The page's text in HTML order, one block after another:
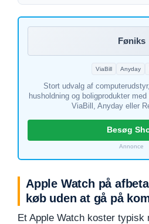
Føniks
ViaBill Anyday
Stort udvalg af
husholdning og boligprodukter
ViaBill, Anyday eller
Besøg
Annonce
Apple Watch på
køb uden at gå på
Et Apple Watch koster typisk